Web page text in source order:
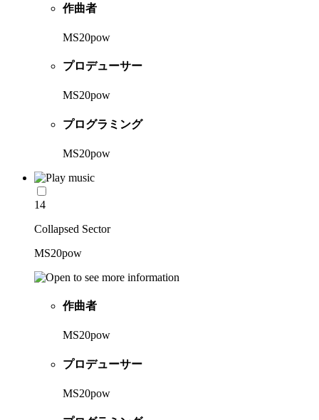
作曲者
MS20pow
プロデューサー
MS20pow
プログラミング
MS20pow
14
Collapsed Sector
MS20pow
作曲者
MS20pow
プロデューサー
MS20pow